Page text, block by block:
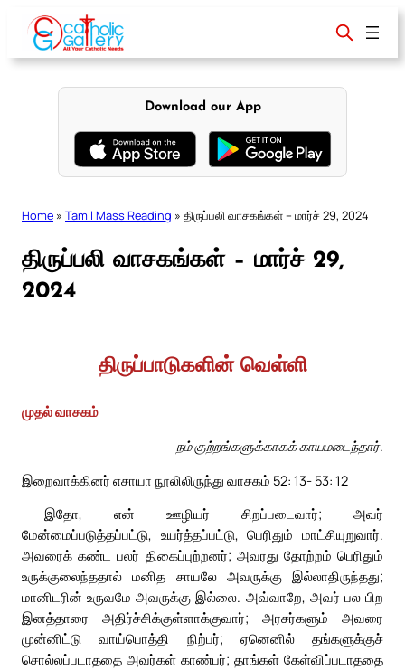
content
Download our App
Home » Tamil Mass Reading » திருப்பலி வாசகங்கள் – மார்ச் 29, 2024
திருப்பலி வாசகங்கள் – மார்ச் 29,
2024
திருப்பாடுகளின் வெள்ளி
முதல் வாசகம்
நம் குற்றங்களுக்காகக் காயமடைந்தார்.
இறைவாக்கினர் எசாயா நூலிலிருந்து வாசகம் 52: 13- 53: 12
இதோ, என் ஊழியர் சிறப்படைவார்; அவர்
மேன்மைப்படுத்தப்பட்டு, உயர்த்தப்பட்டு, பெரிதும் மாட்சியுறுவார்.
அவரைக் கண்ட பலர் திகைப்புற்றனர்; அவரது தோற்றம் பெரிதும்
உருக்குலைந்ததால் மனித சாயலே அவருக்கு இல்லாதிருந்தது;
மானிடரின் உருவமே அவருக்கு இல்லை. அவ்வாறே, அவர் பல பிற
இனத்தாரை அதிர்ச்சிக்குள்ளாக்குவார்; அரசர்களும் அவரை
முன்னிட்டு வாய்பொத்தி நிற்பர்; ஏனெனில் தங்களுக்குச்
சொல்லப்படாததை அவர்கள் காண்பர்; தாங்கள் கேள்விப்படாததை